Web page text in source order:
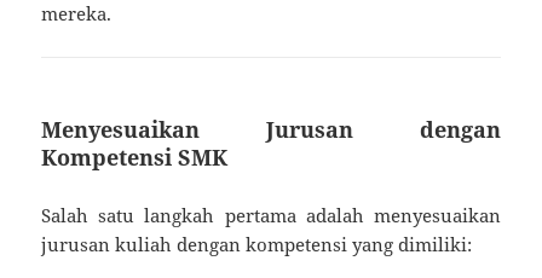
mereka.
Menyesuaikan Jurusan dengan
Kompetensi SMK
Salah satu langkah pertama adalah menyesuaikan
jurusan kuliah dengan kompetensi yang dimiliki: